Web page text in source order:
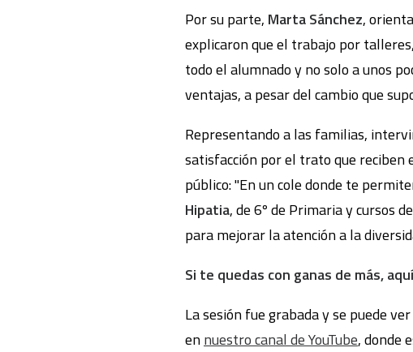
Por su parte, Marta Sánchez,
explicaron que el trabajo por
todo el alumnado y no solo a unos
ventajas, a pesar del cambio que
Representando a las familias,
satisfacción por el trato que reciben
público: "En un cole donde te
Hipatia, de 6º de Primaria y cursos
para mejorar la atención a la
Si te quedas con ganas de más,
La sesión fue grabada y se puede
ennuestro canal de YouTube, donde